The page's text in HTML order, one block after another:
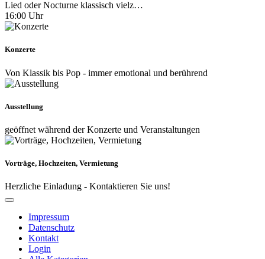
Lied oder Nocturne klassisch vielz…
16:00 Uhr
Konzerte
Von Klassik bis Pop - immer emotional und berührend
Ausstellung
geöffnet während der Konzerte und Veranstaltungen
Vorträge, Hochzeiten, Vermietung
Herzliche Einladung - Kontaktieren Sie uns!
Impressum
Datenschutz
Kontakt
Login